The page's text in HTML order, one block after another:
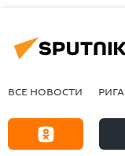
ВСЕ НОВОСТИ РИГА